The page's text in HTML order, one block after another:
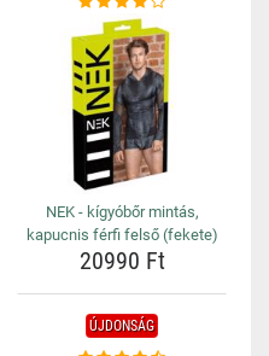
NEK - kígyóbőr mintás,
kapucnis férfi felső (fekete)
20990 Ft
ÚJDONSÁG